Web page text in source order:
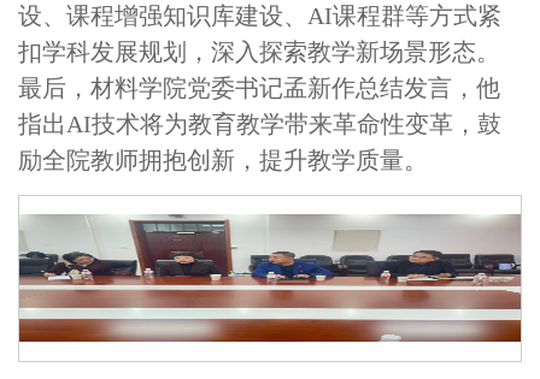
设、课程增强知识库建设、AI课程群等方式紧
扣学科发展规划，深入探索教学新场景形态。
最后，材料学院党委书记孟新作总结发言，他
指出AI技术将为教育教学带来革命性变革，鼓
励全院教师拥抱创新，提升教学质量。